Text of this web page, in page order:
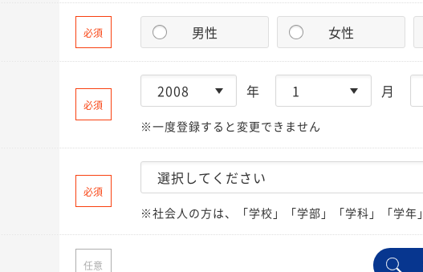
必須 男性 女性
必須
年 月
※一度登録すると変更できません
必須
※社会人の方は、「学校」「学部」「学科」「学年
任意